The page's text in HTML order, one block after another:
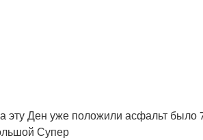
эту Ден уже положили асфальт было
Супер